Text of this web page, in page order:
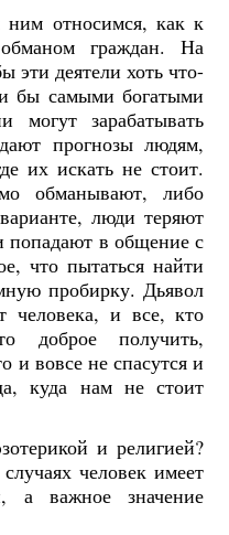
относимся, как к
граждан. На
эти деятели хоть что-
бы самыми богатыми
зарабатывать
прогнозы людям,
их искать не стоит.
обманывают, либо
люди теряют
попадают в общение с
что пытаться найти
пробирку. Дьявол
человека, и все, кто
доброе получить,
и вовсе не спасутся и
куда нам не стоит
и религией?
человек имеет
а важное значение